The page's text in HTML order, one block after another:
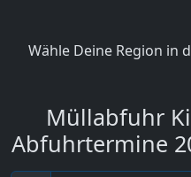
Wähle Deine Region in
Müllabfuhr
Abfuhrtermine